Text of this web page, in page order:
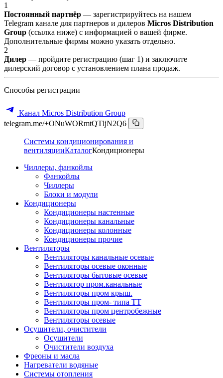
1
Постоянный партнёр — зарегистрируйтесь на нашем
Telegram канале для партнеров и дилеров Micros Distribution
Group (ссылка ниже) с информацией о вашей фирме.
Дополнительные фирмы можно указать отдельно.
2
Дилер — пройдите регистрацию (шаг 1) и заключите
дилерский договор с установлением плана продаж.
Способы регистрации
Канал Micros Distribution Group
telegram.me/+ONuWORmtQTljN2Q6
Системы кондиционирования и
вентиляцииКаталогКондиционеры
Чиллеры, фанкойлы
Фанкойлы
Чиллеры
Блоки и модули
Кондиционеры
Кондиционеры настенные
Кондиционеры канальные
Кондиционеры колонные
Кондиционеры прочие
Вентиляторы
Вентиляторы канальные осевые
Вентиляторы осевые оконные
Вентиляторы бытовые осевые
Вентилятор пром.канальные
Вентиляторы пром крыш.
Вентиляторы пром- типа ТТ
Вентиляторы пром центробежные
Вентиляторы осевые
Осушители, очистители
Осушители
Очистители воздуха
Фреоны и масла
Нагреватели водяные
Системы отопления